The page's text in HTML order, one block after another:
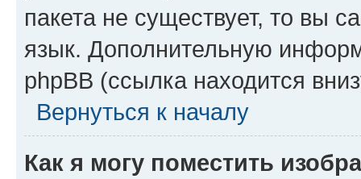
пакета не существует, то вы
язык. Дополнительную
phpBB (ссылка находится
Вернуться к началу
Как я могу поместить